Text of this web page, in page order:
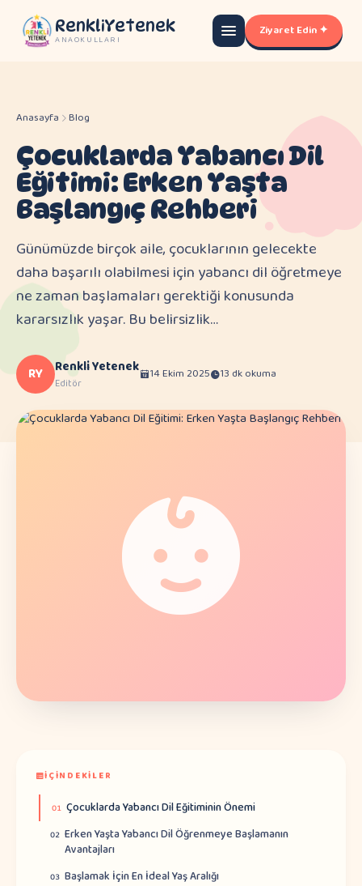
RenkliYetenek
ANAOKULLARI
Ziyaret Edin ✦
Anasayfa Blog
Çocuklarda Yabancı Dil
Eğitimi: Erken Yaşta
Başlangıç Rehberi
Günümüzde birçok aile, çocuklarının gelecekte
daha başarılı olabilmesi için yabancı dil öğretmeye
ne zaman başlamaları gerektiği konusunda
kararsızlık yaşar. Bu belirsizlik…
RY Renkli Yetenek
Editör
14 Ekim 2025 13 dk okuma
İÇINDEKILER
01 Çocuklarda Yabancı Dil Eğitiminin Önemi
02 Erken Yaşta Yabancı Dil Öğrenmeye Başlamanın
Avantajları
03 Başlamak İçin En İdeal Yaş Aralığı